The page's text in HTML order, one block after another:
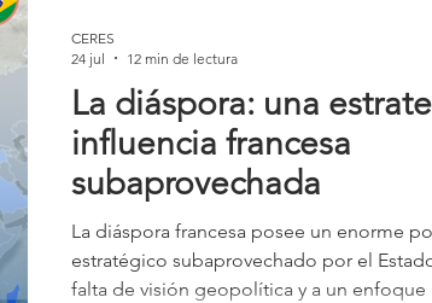
La diáspora: una
influencia francesa
subaprovechada
La diáspora francesa posee un enorme
estratégico subaprovechado por el
falta de visión geopolítica y a un enfoque
CERES
24 jul
12 min de lectura